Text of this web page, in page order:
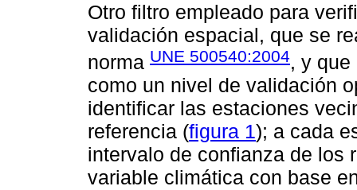
Otro filtro empleado para
validación espacial, que se
norma UNE 500540:2004, y
como un nivel de validación
identificar las estaciones
referencia (figura 1); a cada
intervalo de confianza de los
variable climática con base